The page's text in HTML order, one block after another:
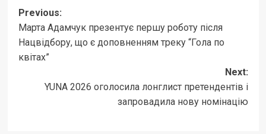
Post
navigation
Previous:
Марта Адамчук презентує першу роботу після
Нацвідбору, що є доповненням треку “Гола по
квітах”
Next:
YUNA 2026 оголосила лонглист претендентів і
запровадила нову номінацію